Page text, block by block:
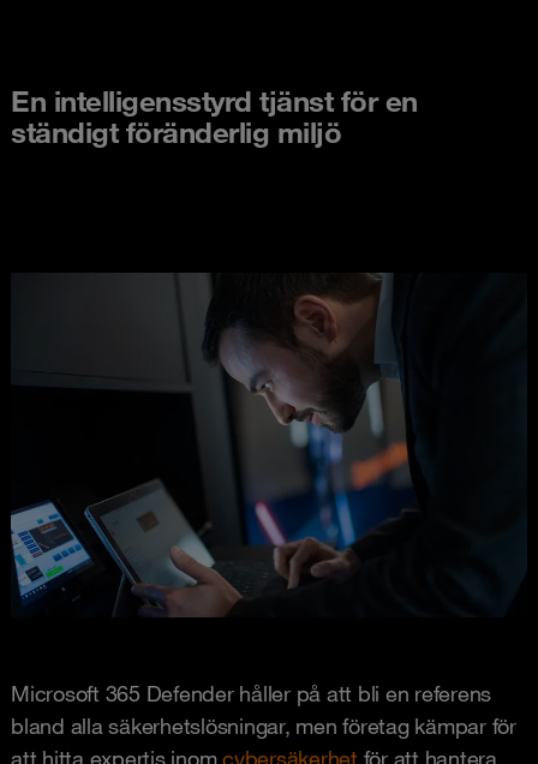
En intelligensstyrd tjänst för en
ständigt föränderlig miljö
Microsoft 365 Defender håller på att bli en referens
bland alla säkerhetslösningar, men företag kämpar för
att hitta expertis inomcybersäkerhet för att hantera